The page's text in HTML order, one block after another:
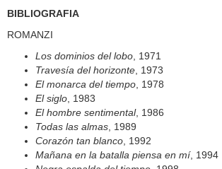
BIBLIOGRAFIA
ROMANZI
Los dominios del lobo, 1971
Travesía del horizonte, 1973
El monarca del tiempo, 1978
El siglo, 1983
El hombre sentimental, 1986
Todas las almas, 1989
Corazón tan blanco, 1992
Mañana en la batalla piensa en mí, 1994